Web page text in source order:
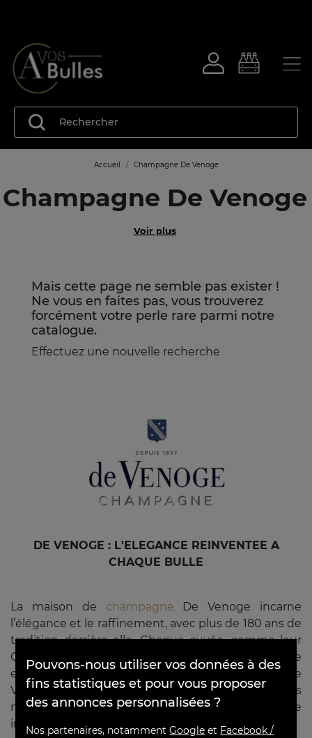
Accueil Champagne De Venoge
Champagne De Venoge
Voir plus
Mais cette page ne semble pas exister !
Ne vous en faites pas, vous trouverez
forcément votre perle rare parmi notre
catalogue.
Effectuez une nouvelle recherche
DE VENOGE : L'ELEGANCE REINVENTEE A
CHAQUE BULLE
La maison de champagne De Venoge incarne
l’élégance et le raffinement, avec plus de 180 ans de
tradition derrière elle. Chaque cuvée, comme leur
Champagne
, est un hommage à l’harmonie
entre la terre et l'artisanat. LesMillésimés de De
Venoge sont des témoignages uniques des
meilleures années, tout en préservant une finesse
incomparable.
Pouvons-nous utiliser vos données à des
fins statistiques et pour vous proposer
des annonces personnalisées ?
Nos partenaires, notammentGoogle et Facebook /